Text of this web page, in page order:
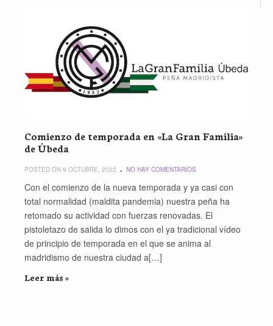
Comienzo de temporada en «La Gran Familia»
de Úbeda
POSTED ON 9 OCTUBRE, 2022 NO HAY COMENTARIOS
Con el comienzo de la nueva temporada y ya casi con
total normalidad (maldita pandemia) nuestra peña ha
retomado su actividad con fuerzas renovadas. El
pistoletazo de salida lo dimos con el ya tradicional vídeo
de principio de temporada en el que se anima al
madridismo de nuestra ciudad a[…]
Leer más »